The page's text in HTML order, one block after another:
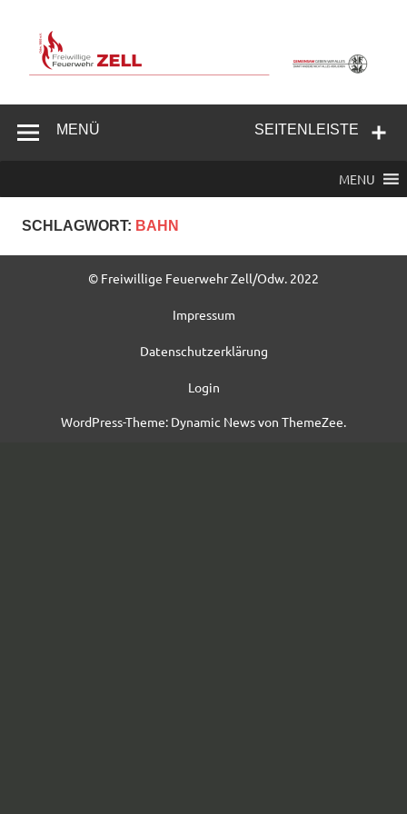
springen
Feuerwehr
SEITENLEISTE
MENÜ
MENU
SCHLAGWORT: BAHN
© Freiwillige Feuerwehr Zell/Odw. 2022
Impressum
Datenschutzerklärung
Login
WordPress-Theme: Dynamic News von ThemeZee.